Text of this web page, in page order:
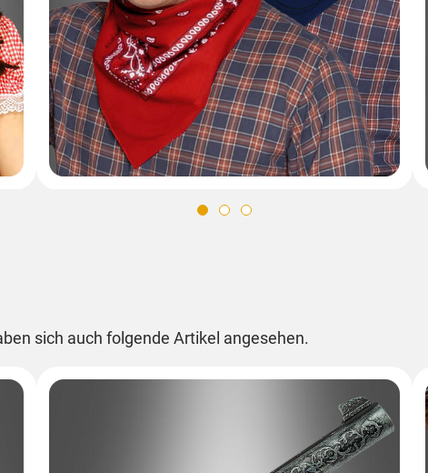
sich auch folgende Artikel angesehen.